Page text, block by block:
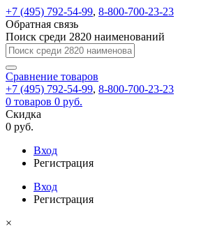
+7 (495) 792-54-99, 8-800-700-23-23
Обратная связь
Поиск среди 2820 наименований
Сравнение товаров
+7 (495) 792-54-99, 8-800-700-23-23
0 товаров 0 руб.
Скидка
0 руб.
Вход
Регистрация
Вход
Регистрация
×